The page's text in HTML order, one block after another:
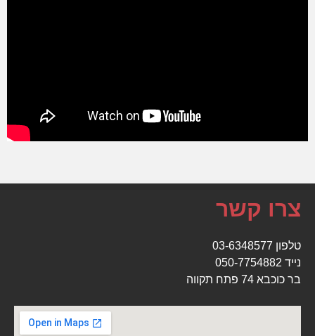
צרו קשר
טלפון 03-6348577
נייד 050-7754882
בר כוכבא 74 פתח תקווה